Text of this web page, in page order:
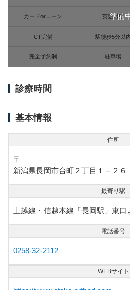
準備
カードorローン 英語対応
CT完備 駅徒歩5分以
完全予約制 駐車場
診療時間
基本情報
住所
〒
新潟県長岡市台町２丁目１－２６
最寄り駅
上越線・信越本線「長岡駅」東口
電話番号
0258-32-2112
WEBサイト